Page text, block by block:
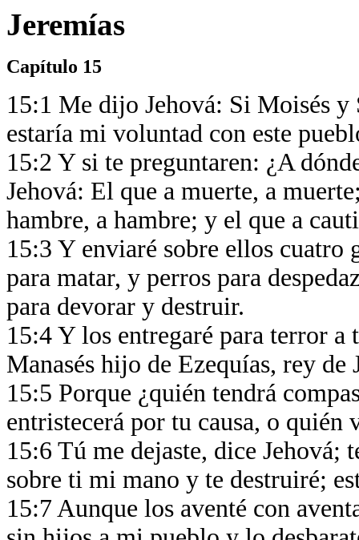
Jeremías
Capítulo 15
15:1 Me dijo Jehová: Si Moisés y
estaría mi voluntad con este
15:2 Y si te preguntaren: ¿A
Jehová: El que a muerte, a
hambre, a hambre; y el que a
15:3 Y enviaré sobre ellos cuatro
para matar, y perros para
para devorar y destruir.
15:4 Y los entregaré para terror a
Manasés hijo de Ezequías, rey
15:5 Porque ¿quién tendrá
entristecerá por tu causa, o
15:6 Tú me dejaste, dice Jehová;
sobre ti mi mano y te destruiré;
15:7 Aunque los aventé con